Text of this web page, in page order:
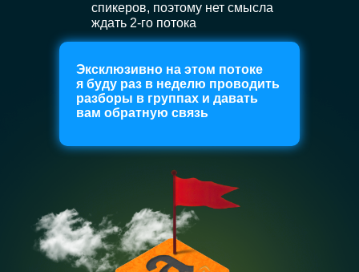
спикеров, поэтому нет смысла
ждать 2-го потока
Эксклюзивно на этом потоке
я буду раз в неделю проводить
разборы в группах и давать
вам обратную связь